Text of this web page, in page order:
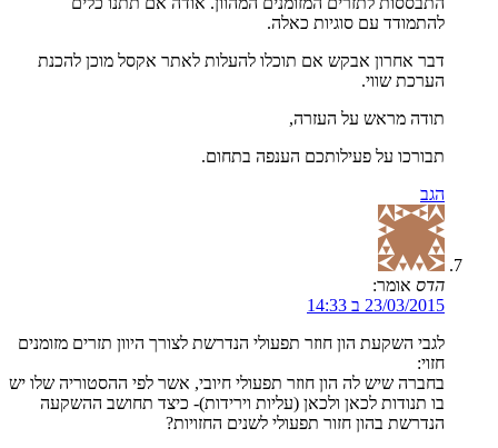
להתמודד עם סוגיות כאלה.
דבר אחרון אבקש אם תוכלו להעלות לאתר אקסל מוכן להכנת
הערכת שווי.
תודה מראש על העזרה,
תבורכו על פעילותכם הענפה בתחום.
הגב
הדס אומר:
23/03/2015 ב 14:33
לגבי השקעת הון חוזר תפעולי הנדרשת לצורך היוון תזרים מזומנים
חזוי:
בחברה שיש לה הון חוזר תפעולי חיובי, אשר לפי ההסטוריה שלו יש
בו תנודות לכאן ולכאן (עליות וירידות)- כיצד תחושב ההשקעה
הנדרשת בהון חזור תפעולי לשנים החזויות?